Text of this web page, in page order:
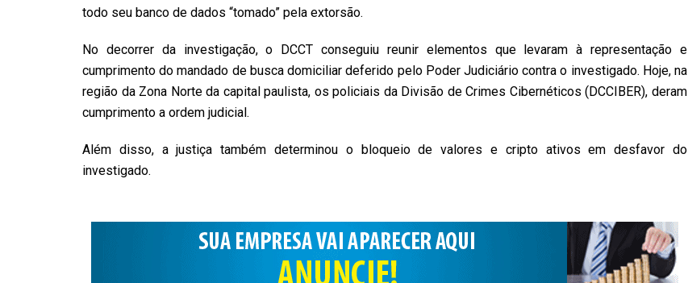
todo seu banco de dados “tomado” pela extorsão.
No decorrer da investigação, o DCCT conseguiu reunir elementos que levaram à representação e
cumprimento do mandado de busca domiciliar deferido pelo Poder Judiciário contra o investigado. Hoje, na
região da Zona Norte da capital paulista, os policiais da Divisão de Crimes Cibernéticos (DCCIBER), deram
cumprimento a ordem judicial.
Além disso, a justiça também determinou o bloqueio de valores e cripto ativos em desfavor do
investigado.